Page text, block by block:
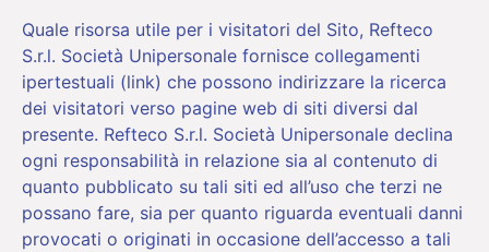
Quale risorsa utile per i visitatori del Sito, Refteco
S.r.l. Società Unipersonale fornisce collegamenti
ipertestuali (link) che possono indirizzare la ricerca
dei visitatori verso pagine web di siti diversi dal
presente. Refteco S.r.l. Società Unipersonale declina
ogni responsabilità in relazione sia al contenuto di
quanto pubblicato su tali siti ed all’uso che terzi ne
possano fare, sia per quanto riguarda eventuali danni
provocati o originati in occasione dell’accesso a tali